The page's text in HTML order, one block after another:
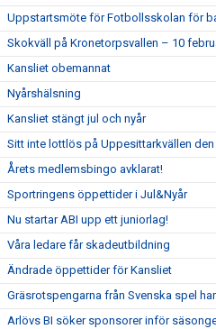
Uppstartsmöte för Fotbollsskolan för
Skokväll på Kronetorpsvallen – 10
Kansliet obemannat
Nyårshälsning
Kansliet stängt jul och nyår
Sitt inte lottlös på Uppesittarkvällen
Årets medlemsbingo avklarat!
Sportringens öppettider i Jul&Nyår
Nu startar ABI upp ett juniorlag!
Våra ledare får skadeutbildning
Ändrade öppettider för Kansliet
Gräsrotspengarna från Svenska spel
Arlövs BI söker sponsorer inför